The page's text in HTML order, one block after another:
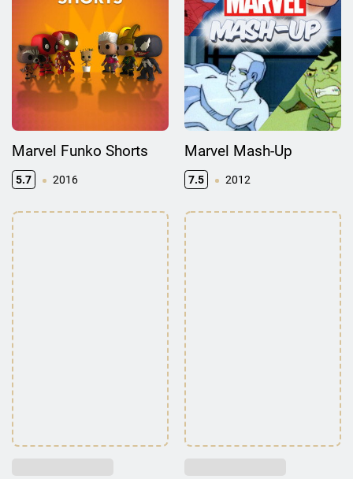
Marvel Funko Shorts
5.7 2016
Marvel Mash-Up
7.5 2012